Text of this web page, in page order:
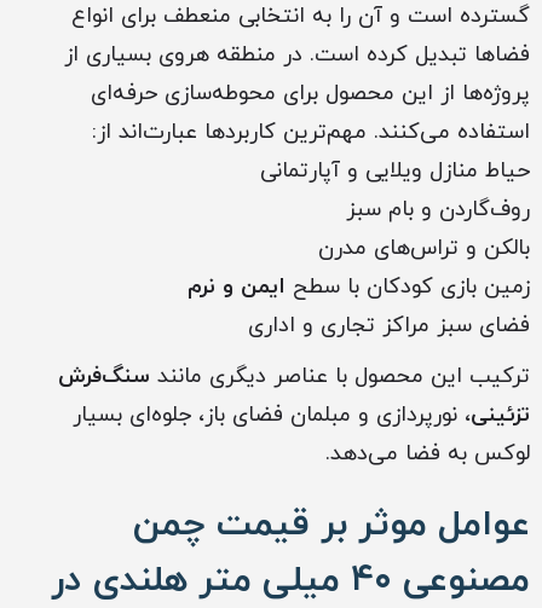
گسترده است و آن را به انتخابی منعطف برای انواع
فضاها تبدیل کرده است. در منطقه هروی بسیاری از
پروژه‌ها از این محصول برای محوطه‌سازی حرفه‌ای
استفاده می‌کنند. مهم‌ترین کاربردها عبارت‌اند از:
حیاط منازل ویلایی و آپارتمانی
روف‌گاردن و بام سبز
بالکن و تراس‌های مدرن
زمین بازی کودکان با سطح ایمن و نرم
فضای سبز مراکز تجاری و اداری
ترکیب این محصول با عناصر دیگری مانند سنگ‌فرش
تزئینی، نورپردازی و مبلمان فضای باز، جلوه‌ای بسیار
لوکس به فضا می‌دهد.
عوامل موثر بر قیمت چمن
مصنوعی ۴۰ میلی متر هلندی در